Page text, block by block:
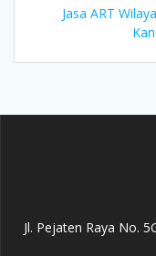
Jasa ART
Jl. Pejaten Raya No.